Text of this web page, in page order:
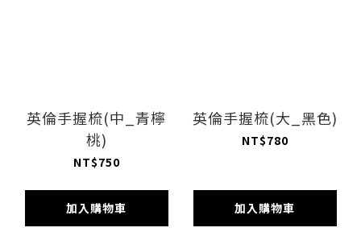
英倫手握梳(中_青檸
桃)
NT$750
加入購物車
英倫手握梳(大_黑色)
NT$780
加入購物車